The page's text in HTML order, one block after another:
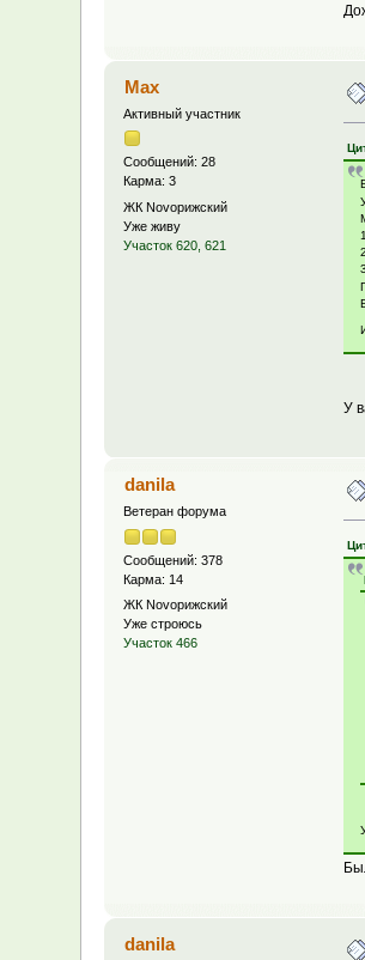
Max
Активный участник
Сообщений: 28
Карма: 3
ЖК Novoрижский
Уже живу
Участок 620, 621
1
2
3
У
danila
Ветеран форума
Сообщений: 378
Карма: 14
ЖК Novoрижский
Уже строюсь
Участок 466
danila